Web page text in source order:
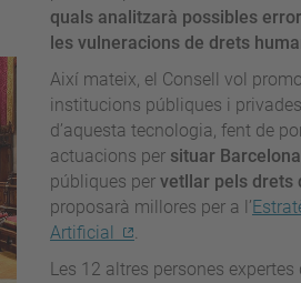
quals analitzarà possibles
les vulneracions de drets
Així mateix, el Consell vol
institucions públiques i
d’aquesta tecnologia, fent de
actuacions per situar
públiques per vetllar pels drets
proposarà millores per a l’
Artificial
.
Les 12 altres persones